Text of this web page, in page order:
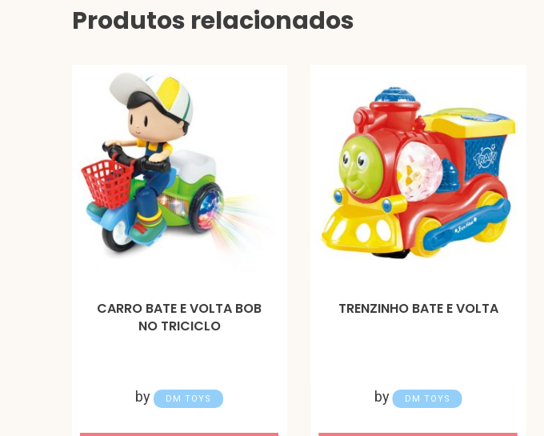
Produtos relacionados
CARRO BATE E VOLTA BOB
NO TRICICLO
by DM TOYS
TRENZINHO BATE E VOLTA
by DM TOYS